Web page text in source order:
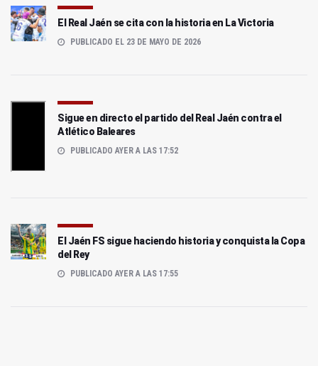
El Real Jaén se cita con la historia en La Victoria
PUBLICADO EL 23 DE MAYO DE 2026
Sigue en directo el partido del Real Jaén contra el
Atlético Baleares
PUBLICADO AYER A LAS 17:52
El Jaén FS sigue haciendo historia y conquista la Copa
del Rey
PUBLICADO AYER A LAS 17:55